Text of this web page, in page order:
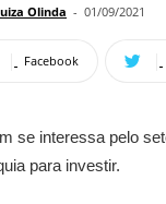
Olinda - 01/09/2021
Facebook
se interessa pelo
para investir.